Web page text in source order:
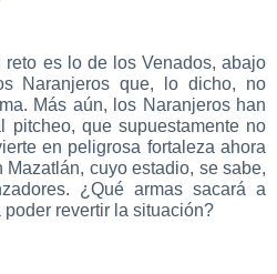
reto es lo de los Venados, abajo
Naranjeros que, lo dicho, no
Más aún, los Naranjeros han
pitcheo, que supuestamente no
en peligrosa fortaleza ahora
cuyo estadio, se sabe,
¿Qué armas sacará a
revertir la situación?